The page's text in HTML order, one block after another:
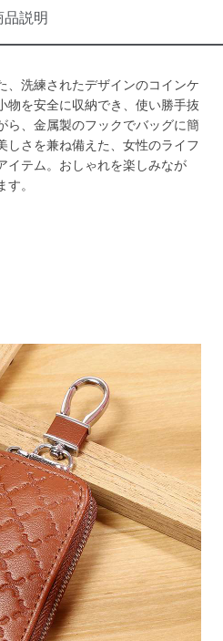
品説明
、洗練されたデザインのコインケ
物を安全に収納でき、使い勝手抜
ら、金属製のフックでバッグに簡
しさを兼ね備えた、女性のライフ
イテム。おしゃれを楽しみなが
。